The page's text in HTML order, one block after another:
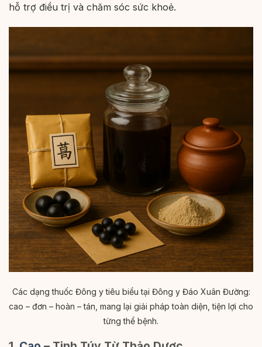
hỗ trợ điều trị và chăm sóc sức khoẻ.
Các dạng thuốc Đông y tiêu biểu tại Đông y Đáo Xuân Đường:
cao – đơn – hoàn – tán, mang lại giải pháp toàn diện, tiện lợi cho
từng thể bệnh.